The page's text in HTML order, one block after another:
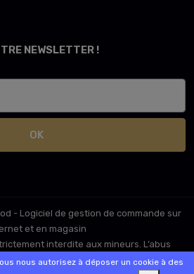
NEWSLETTER !
OK
- Logiciel de gestion de commande sur
et en magasin
interdite aux mineurs. L’abus
pour la santé. A consommer avec
nous autorisez à déposer un cookie à des